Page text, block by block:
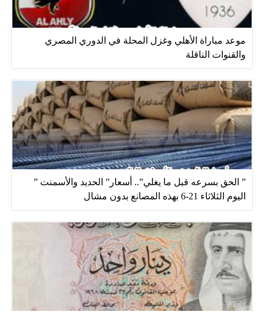
موعد مباراة الأهلي وغزل المحلة في الدوري المصري
والقنوات الناقلة
” الحق بسرعه قبل ما يغلي”.. أسعار” الحديد والأسمنت ”
اليوم الثلاثاء 21-6 بهذه المصانع بدون مشال